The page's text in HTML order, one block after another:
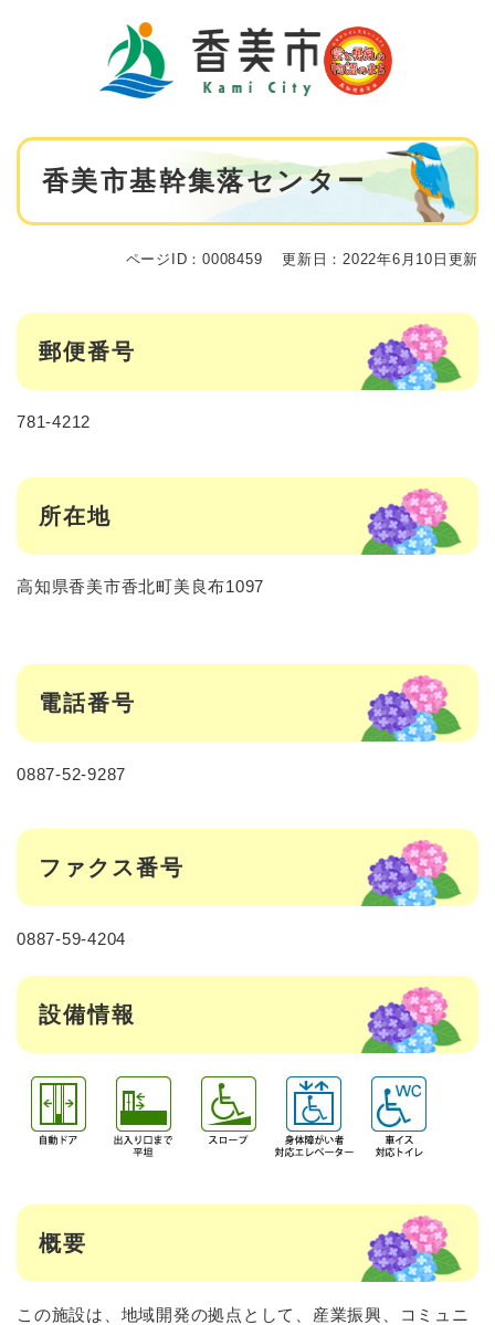
本
香美市基幹集落センター
ページID：0008459 更新日：2022年6月10日更新
郵便番号
781-4212
所在地
高知県香美市香北町美良布1097
電話番号
0887-52-9287
ファクス番号
0887-59-4204
設備情報
概要
この施設は、地域開発の拠点として、産業振興、コミュニ